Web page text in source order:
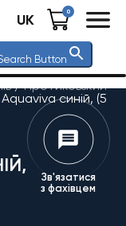
UK 0
Button
/Протиковзкий
синій, (5
Зв'язатися
з фахівцем